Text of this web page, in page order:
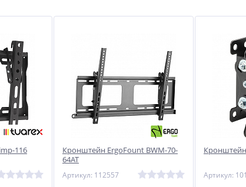
116
Кронштейн ErgoFount BWM-70-
64AT
Артикул: 112557
Кронштейн
Артикул: